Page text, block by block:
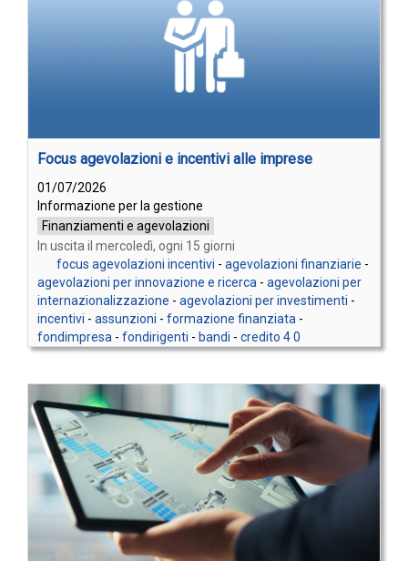
Focus agevolazioni e incentivi alle imprese
01/07/2026
Informazione per la gestione
Finanziamenti e agevolazioni
In uscita il mercoledì, ogni 15 giorni
focus agevolazioni incentivi - agevolazioni finanziarie -
agevolazioni per innovazione e ricerca - agevolazioni per
internazionalizzazione - agevolazioni per investimenti -
incentivi - assunzioni - formazione finanziata -
fondimpresa - fondirigenti - bandi - credito 4 0